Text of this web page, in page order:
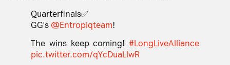
Quarterfinals✅
GG's @Entropiqteam!
The wins keep coming! #LongLiveAlliance
pic.twitter.com/qYcDuaLlwR